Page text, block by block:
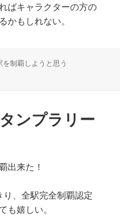
ばキャラクターの方の
かもしれない。
制覇しようと思う
に
ンプラリー
出来た！
、全駅完全制覇認定
も嬉しい。